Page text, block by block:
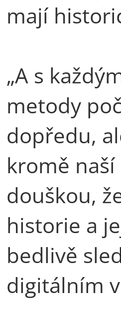
mají
„A s
metody
dopředu,
kromě
douškou,
historie a
bedlivě
digitálním